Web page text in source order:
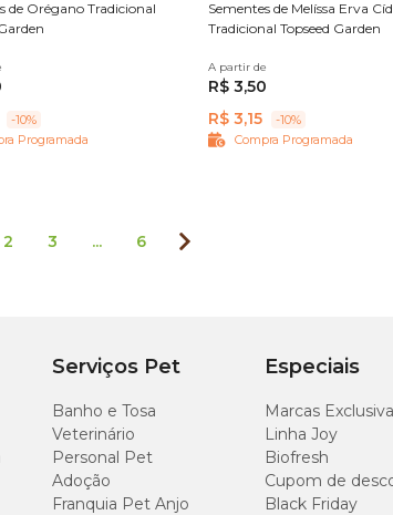
de Orégano Tradicional
-10%
Programada
Sementes de Melíssa Erva
Tradicional Topseed Garden
Único
A partir de
R$ 3,50
R$ 3,15
-10%
Compra Programada
2 3 ... 6
Serviços Pet
Banho e Tosa
Veterinário
Personal Pet
Adoção
Franquia Pet Anjo
Especiais
Marcas
Linha Joy
Biofresh
Cupom de
Black Friday